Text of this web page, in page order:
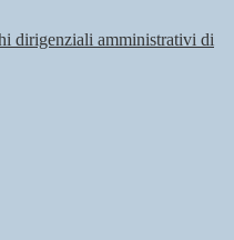
dirigenziali amministrativi di